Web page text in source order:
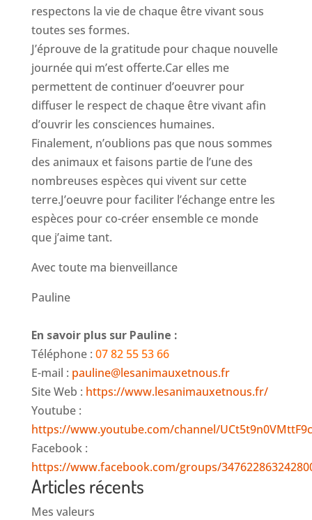
respectons la vie de chaque être vivant sous
toutes ses formes.
J’éprouve de la gratitude pour chaque nouvelle
journée qui m’est offerte.Car elles me
permettent de continuer d’oeuvrer pour
diffuser le respect de chaque être vivant afin
d’ouvrir les consciences humaines.
Finalement, n’oublions pas que nous sommes
des animaux et faisons partie de l’une des
nombreuses espèces qui vivent sur cette
terre.J’oeuvre pour faciliter l’échange entre les
espèces pour co-créer ensemble ce monde
que j’aime tant.
Avec toute ma bienveillance
Pauline
En savoir plus sur Pauline :
Téléphone : 07 82 55 53 66
E-mail : pauline@lesanimauxetnous.fr
Site Web : https://www.lesanimauxetnous.fr/
Youtube :
https://www.youtube.com/channel/
Facebook :
https://www.facebook.com/groups/
Articles récents
Mes valeurs